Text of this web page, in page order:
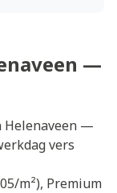
—
Helenaveen —
vers
m²), Premium